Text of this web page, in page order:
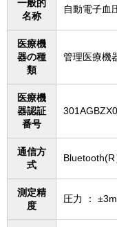
一般的
名称
自動電子血
医療機
器の種
類
管理医療機
医療機
器認証
番号
通信方
式
Bluetooth(R
測定精
度
圧力 ：